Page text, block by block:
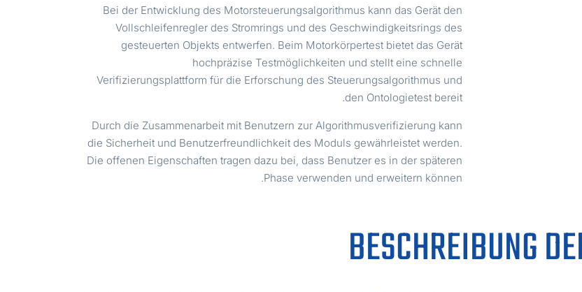
Bei der Entwicklung des Motorsteuerungsalgorithmus kann das Gerät den
Vollschleifenregler des Stromrings und des Geschwindigkeitsrings des
gesteuerten Objekts entwerfen. Beim Motorkörpertest bietet das Gerät
hochpräzise Testmöglichkeiten und stellt eine schnelle
Verifizierungsplattform für die Erforschung des Steuerungsalgorithmus und
den Ontologietest bereit.
Durch die Zusammenarbeit mit Benutzern zur Algorithmusverifizierung kann
die Sicherheit und Benutzerfreundlichkeit des Moduls gewährleistet werden.
Die offenen Eigenschaften tragen dazu bei, dass Benutzer es in der späteren
Phase verwenden und erweitern können.
BESCHREIBUNG